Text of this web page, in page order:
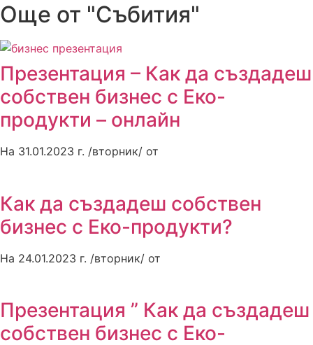
Още от "Събития"
Презентация – Как да създадеш
собствен бизнес с Еко-
продукти – онлайн
На 31.01.2023 г. /вторник/ от
Как да създадеш собствен
бизнес с Еко-продукти?
На 24.01.2023 г. /вторник/ от
Презентация ” Как да създадеш
собствен бизнес с Еко-